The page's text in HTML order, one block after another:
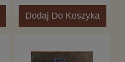
Dodaj Do Koszyka